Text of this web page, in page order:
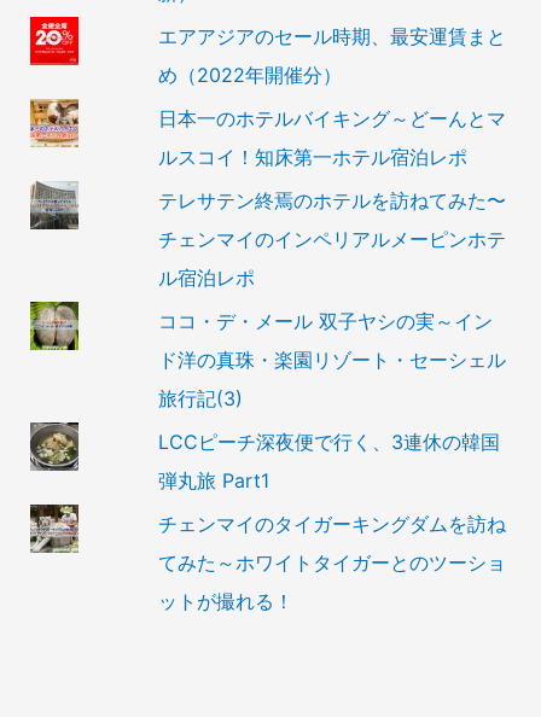
エアアジアのセール時期、最安運賃まと
め（2022年開催分）
日本一のホテルバイキング～どーんとマ
ルスコイ！知床第一ホテル宿泊レポ
テレサテン終焉のホテルを訪ねてみた〜
チェンマイのインペリアルメーピンホテ
ル宿泊レポ
ココ・デ・メール 双子ヤシの実～イン
ド洋の真珠・楽園リゾート・セーシェル
旅行記(3)
LCCピーチ深夜便で行く、3連休の韓国
弾丸旅 Part1
チェンマイのタイガーキングダムを訪ね
てみた～ホワイトタイガーとのツーショ
ットが撮れる！